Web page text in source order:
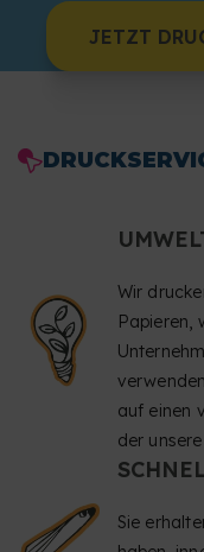
JETZT
Wir
Papieren,
auf einen
der
Sie